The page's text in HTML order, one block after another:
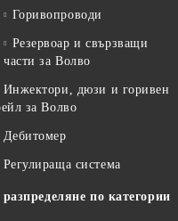
Горивопроводи
Резервоар и свързващи
части за Волво
Инжектори, дюзи и горивен
за Волво
Дебитомер
Регулираща система
разпределяне по категории